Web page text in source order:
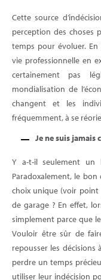
Cette source
perception des choses
temps pour évoluer.
vie professionnelle en
certainement pas
mondialisation de
changent et les
fréquemment, à se
Je ne suis jamais
Y a-t-il seulement un
Paradoxalement, le bon
choix unique (voir point
de garage ? En effet,
simplement parce que
Vouloir être sûr de
repousser les décisions
perdre un temps
utiliser leur indécision